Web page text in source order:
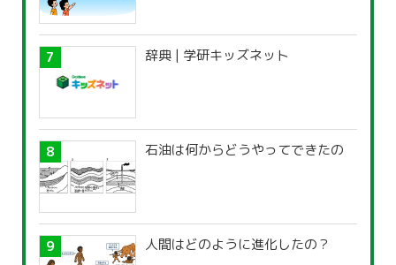
辞典 | 学研キッズネット
石油は何からどうやってできたの
人間はどのように進化したの？